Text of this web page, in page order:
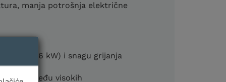
manja potrošnja električne
1,7–5,6 kW) i snagu grijanja
između visokih